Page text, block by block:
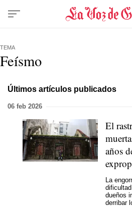
TEMA
Feísmo
Últimos artículos publicados
06 feb 2026
El
años
La
dueños
derribar